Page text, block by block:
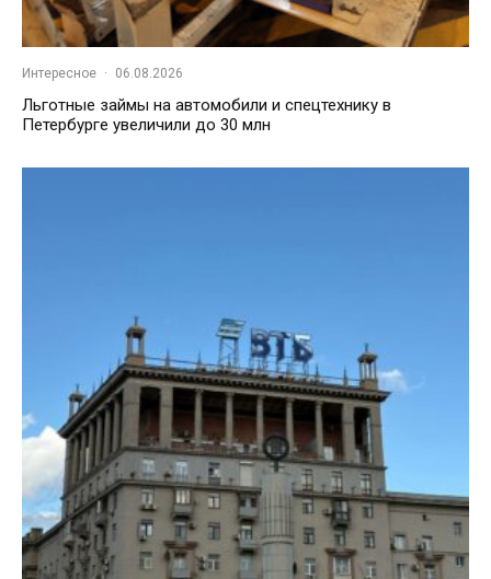
Интересное · 06.08.2026
Льготные займы на автомобили и спецтехнику в
Петербурге увеличили до 30 млн